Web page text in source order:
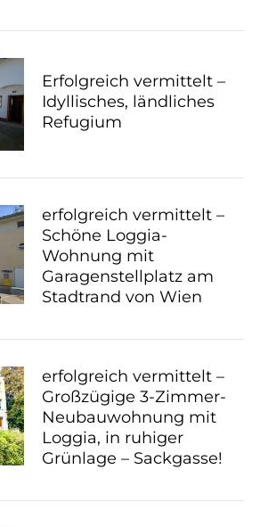
Erfolgreich vermittelt –
Idyllisches, ländliches
Refugium
erfolgreich vermittelt –
Schöne Loggia-
Wohnung mit
Garagenstellplatz am
Stadtrand von Wien
erfolgreich vermittelt –
Großzügige 3-Zimmer-
Neubauwohnung mit
Loggia, in ruhiger
Grünlage – Sackgasse!